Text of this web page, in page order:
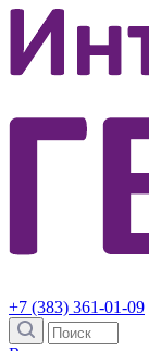
+7 (383) 361-01-09